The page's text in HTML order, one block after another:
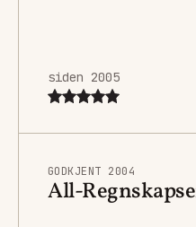
siden 2005
GODKJENT 2004
All-